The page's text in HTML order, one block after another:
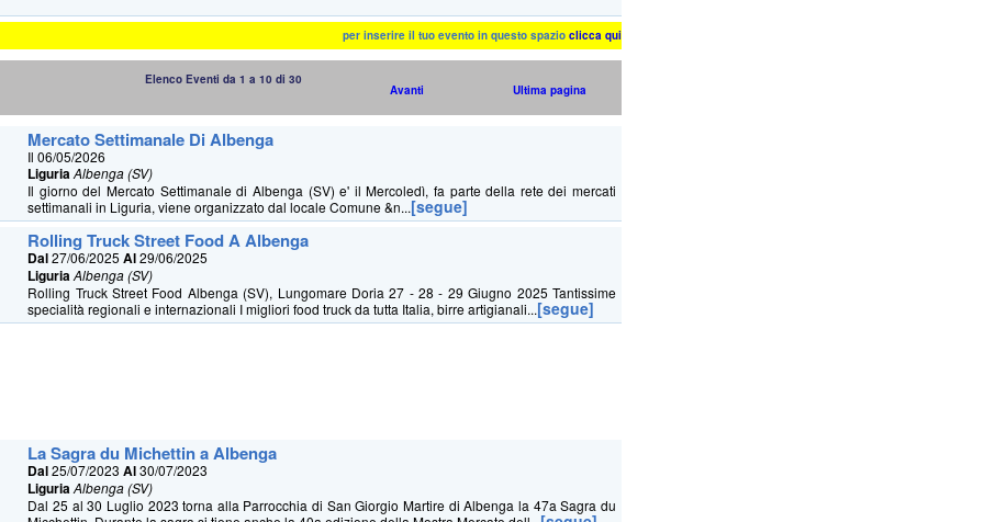
per inserire il tuo evento in questo spazio clicca qui
Elenco Eventi da 1 a 10 di 30
Avanti Ultima pagina
Mercato Settimanale Di Albenga
Il 06/05/2026
LiguriaAlbenga (SV)
Il giorno del Mercato Settimanale di Albenga (SV) e' il Mercoledì, fa parte della rete dei mercati
settimanali in Liguria, viene organizzato dal locale Comune &n...[segue]
Rolling Truck Street Food A Albenga
Dal27/06/2025Al29/06/2025
LiguriaAlbenga (SV)
Rolling Truck Street Food Albenga (SV), Lungomare Doria 27 - 28 - 29 Giugno 2025 Tantissime
specialità regionali e internazionali I migliori food truck da tutta Italia, birre artigianali...[segue]
La Sagra du Michettin a Albenga
Dal25/07/2023Al30/07/2023
LiguriaAlbenga (SV)
Dal 25 al 30 Luglio 2023 torna alla Parrocchia di San Giorgio Martire di Albenga la 47a Sagra du